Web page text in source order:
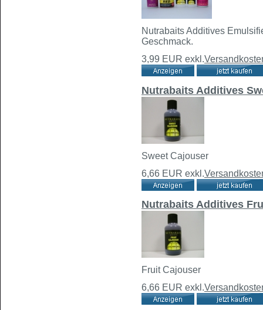
Nutrabaits Additives
Geschmack.
3,99 EUR exkl.
Nutrabaits Additives
Sweet Cajouser
6,66 EUR exkl.
Nutrabaits Additives
Fruit Cajouser
6,66 EUR exkl.